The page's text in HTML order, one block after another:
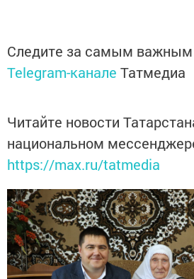
Следите за самым
Telegram-канале Татмедиа
Читайте новости
национальном
https://max.ru/tatmedia